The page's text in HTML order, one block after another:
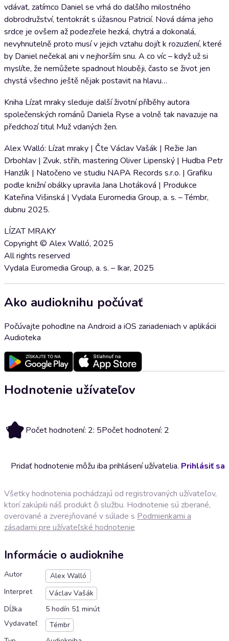
vdávat, zatímco Daniel se vrhá do dalšího milostného
dobrodružství, tentokrát s úžasnou Patricií. Nová dáma jeho
srdce je ovšem až podezřele hezká, chytrá a dokonalá,
nevyhnutelně proto musí v jejich vztahu dojít k rozuzlení, které
by Daniel nečekal ani v nejhorším snu. A co víc – když už si
myslíte, že nemůžete spadnout hlouběji, často se život jen
chystá všechno ještě nějak postavit na hlavu…
Kniha Lízat mraky sleduje další životní příběhy autora
společenských románů Daniela Ryse a volně tak navazuje na
předchozí titul Muž vdaných žen.
Alex Walló: Lízat mraky | Čte Václav Vašák | Režie Jan
Drbohlav | Zvuk, střih, mastering Oliver Lipenský | Hudba Petr
Hanzlík | Natočeno ve studiu NAPA Records s.r.o. | Grafiku
podle knižní obálky upravila Jana Lhotáková | Produkce
Kateřina Višinská | Vydala Euromedia Group, a. s. – Témbr,
dubnu 2025.
LÍZAT MRAKY
Copyright © Alex Walló, 2025
All rights reserved
Vydala Euromedia Group, a. s. – Ikar, 2025
Ako audioknihu počúvať
Počúvajte pohodlne na Android a iOS zariadeniach v aplikácii
Audioteka
Hodnotenie užívateľov
5 Počet hodnotení: 2: 5Počet hodnotení: 2
Pridať hodnotenie môžu iba prihlásení užívatelia. Prihlásiť sa
Všetky hodnotenia pochádzajú od registrovaných užívateľov,
ktorí zakúpili náš produkt či službu. Hodnotenie sú zberané,
overované a zverejňované v súlade s Podmienkami a
zásadami pre užívateľské hodnotenie
Informácie o audioknihe
Autor
Alex Walló
Interpret
Václav Vašák
Dĺžka
5 hodín 51 minút
Vydavateľ
Témbr